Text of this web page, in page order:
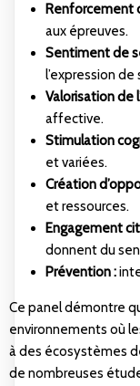
Renforcement
aux épreuves.
Sentiment de
l’expression de
Valorisation de
affective.
Stimulation
et variées.
Création
et ressources.
Engagement
donnent du
Prévention :
Ce panel démontre
environnements où
à des écosystèmes
de nombreuses